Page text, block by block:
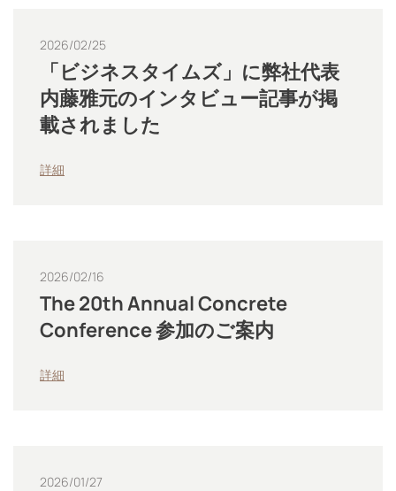
2026/02/25
「ビジネスタイムズ」に弊社代表
内藤雅元のインタビュー記事が掲
載されました
詳細
2026/02/16
The 20th Annual Concrete
Conference 参加のご案内
詳細
2026/01/27